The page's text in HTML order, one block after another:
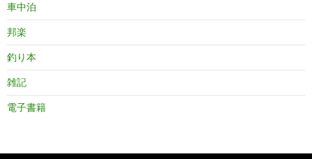
車中泊
邦楽
釣り本
雑記
電子書籍